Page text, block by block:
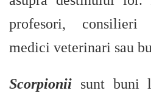
profesori, consilieri
medici veterinari sau
Scorpionii sunt buni